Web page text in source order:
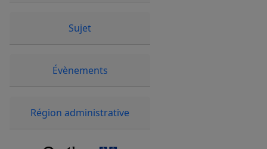
Sujet
Évènements
Région administrative